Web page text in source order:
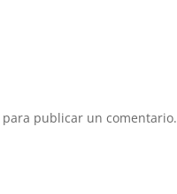
para publicar un comentario.